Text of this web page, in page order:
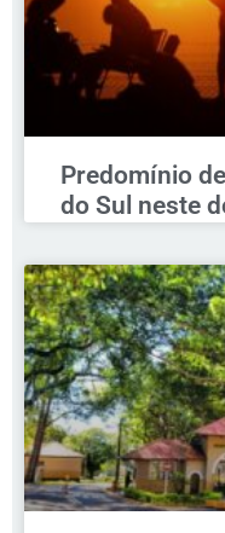
Predomínio
do Sul neste